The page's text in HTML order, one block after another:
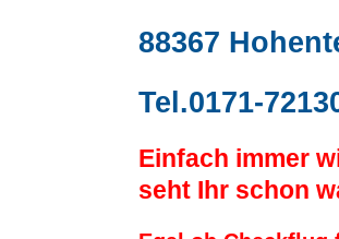
88367
Tel.0171-
Einfach immer
seht Ihr schon